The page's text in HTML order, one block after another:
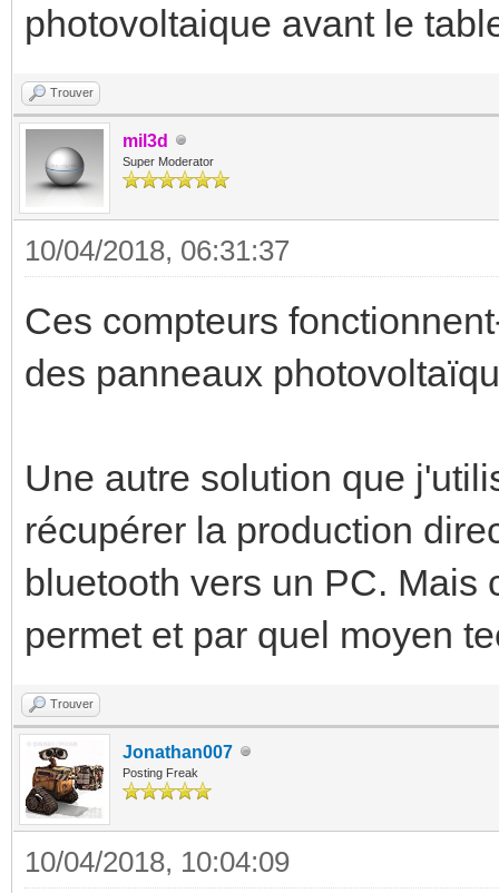
photovoltaique avant le
Trouver
mil3d
Super Moderator
10/04/2018, 06:31:37
Ces compteurs
des panneaux
Une autre solution que
récupérer la production
bluetooth vers un PC. Mais
permet et par quel moyen
Trouver
Jonathan007
Posting Freak
10/04/2018, 10:04:09